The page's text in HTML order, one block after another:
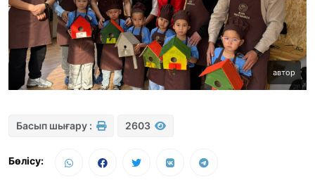
автор
Басып шығару : 2603
Бөлісу: